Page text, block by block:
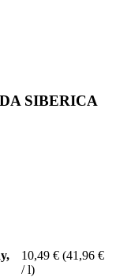
SIBERICA
10,49 € (41,96 €
/ l)